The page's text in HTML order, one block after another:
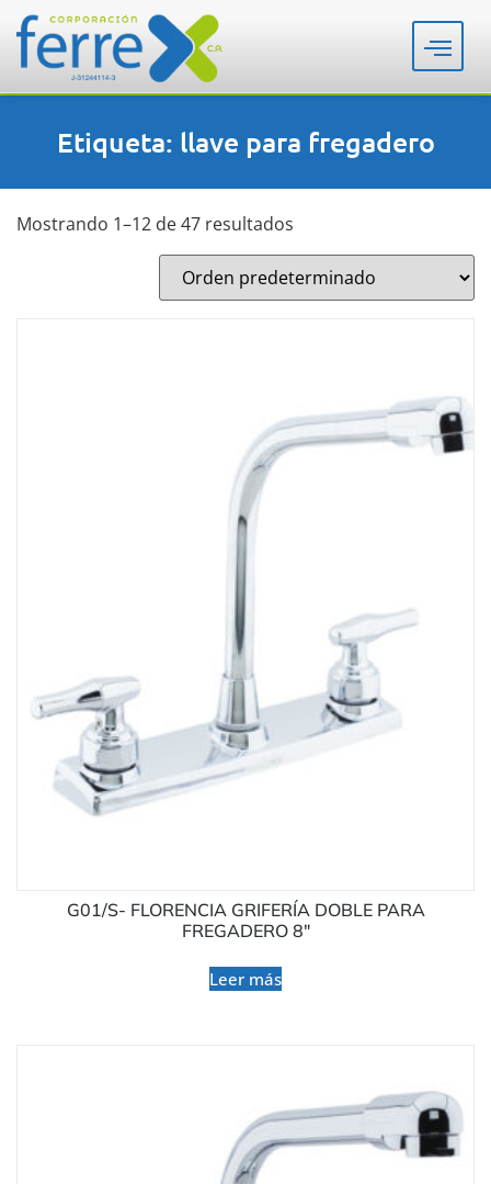
Etiqueta: llave para fregadero
Mostrando 1–12 de 47 resultados
G01/S- FLORENCIA GRIFERÍA DOBLE PARA
FREGADERO 8″
Leer más